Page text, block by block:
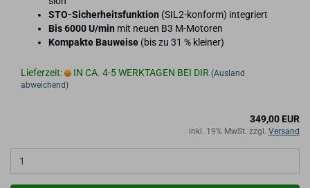
STO-​Sicherheitsfunktion (SIL2-​konform) in­te­griert
Bis 6000 U/min mit neuen B3 M-​Motoren
Kom­pak­te Bau­wei­se (bis zu 31 % klei­ner)
Lieferzeit: IN CA. 4-5 WERKTAGEN BEI DIR (Ausland
abweichend)
349,00 EUR
inkl. 19% MwSt. zzgl. Versand